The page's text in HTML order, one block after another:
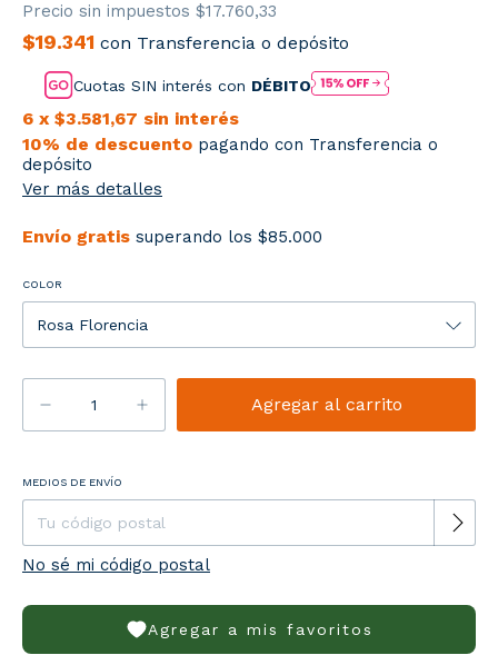
Precio sin impuestos $17.760,33
$19.341 con Transferencia o depósito
Cuotas SIN interés con DÉBITO
6 x $3.581,67 sin interés
10% de descuento pagando con Transferencia o
depósito
Ver más detalles
Envío gratis superando los $85.000
COLOR
Entregas para el CP:
MEDIOS DE ENVÍO
No sé mi código postal
Agregar a mis favoritos